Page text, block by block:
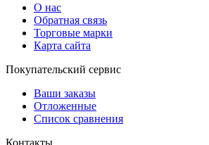
О нас
Обратная связь
Торговые марки
Карта сайта
Покупательский сервис
Ваши заказы
Отложенные
Список сравнения
Контакты